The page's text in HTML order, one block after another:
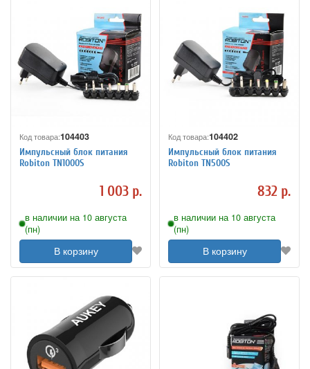
Код товара:104403
Импульсный блок питания
Robiton TN1000S
1 003 р.
в наличии на 10 августа
(пн)
В корзину
Код товара:104402
Импульсный блок питания
Robiton TN500S
832 р.
в наличии на 10 августа
(пн)
В корзину